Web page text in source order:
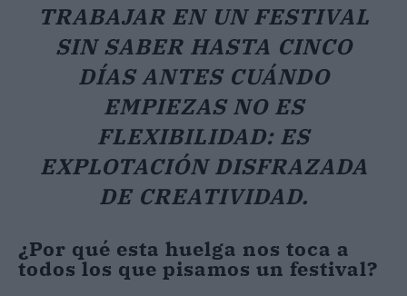
TRABAJAR EN UN FESTIVAL
SIN SABER HASTA CINCO
DÍAS ANTES CUÁNDO
EMPIEZAS NO ES
FLEXIBILIDAD: ES
EXPLOTACIÓN DISFRAZADA
DE CREATIVIDAD.
¿Por qué esta huelga nos toca a
todos los que pisamos un festival?